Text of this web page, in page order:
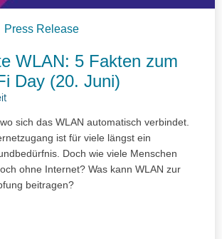
Press Release
WLAN: 5 Fakten zum
Day (20. Juni)
sich das WLAN automatisch verbindet.
ist für viele längst ein
Doch wie viele Menschen
ohne Internet? Was kann WLAN zur
beitragen?